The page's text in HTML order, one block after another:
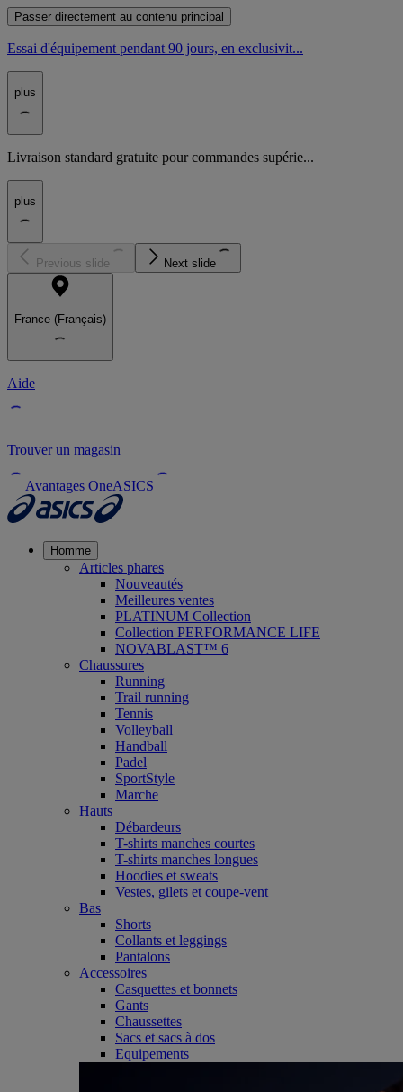
Passer directement au contenu principal
Essai d'équipement pendant 90 jours, en exclusivit...
plus
Livraison standard gratuite pour commandes supérie...
plus
Previous slide Next slide
France (Français)
Aide
Trouver un magasin
Avantages OneASICS
Homme
Articles phares
Nouveautés
Meilleures ventes
PLATINUM Collection
Collection PERFORMANCE LIFE
NOVABLAST™ 6
Chaussures
Running
Trail running
Tennis
Volleyball
Handball
Padel
SportStyle
Marche
Hauts
Débardeurs
T-shirts manches courtes
T-shirts manches longues
Hoodies et sweats
Vestes, gilets et coupe-vent
Bas
Shorts
Collants et leggings
Pantalons
Accessoires
Casquettes et bonnets
Gants
Chaussettes
Sacs et sacs à dos
Equipements